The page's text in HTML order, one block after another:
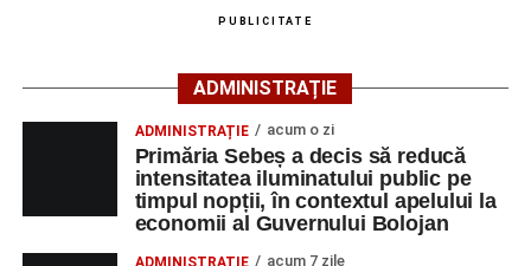
Publicul adult va avea la dispoziție o serie de evenimente
artiști locali și salonul literar„Armonia artelor”
Festivalul va cuprinde și o seară dedicată tradițiilor
săsești, precum și un spectacol folcloric organizat în
memoria interpretului Felician Fărcașiu.
Printre momentele de atracție se numără spectacolul de
PUBLICITATE
ADMINISTRAȚIE
ADMINISTRAȚIE acum o zi
Primăria Sebeș a decis să reducă
intensitatea iluminatului public pe
timpul nopții, în contextul apelului la
economii al Guvernului Bolojan
acum 7 zile